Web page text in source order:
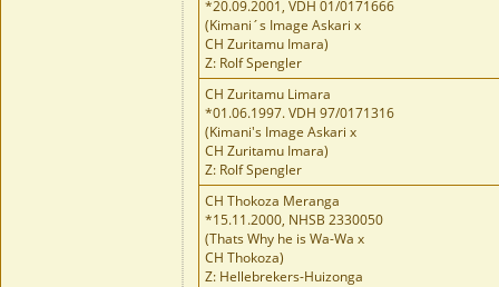
*20.09.2001, VDH 01/0171666
(Kimani´s Image Askari x
CH Zuritamu Imara)
Z: Rolf Spengler
CH Zuritamu Limara
*01.06.1997. VDH 97/0171316
(Kimani's Image Askari x
CH Zuritamu Imara)
Z: Rolf Spengler
CH Thokoza Meranga
*15.11.2000, NHSB 2330050
(Thats Why he is Wa-Wa x
CH Thokoza)
Z: Hellebrekers-Huizonga